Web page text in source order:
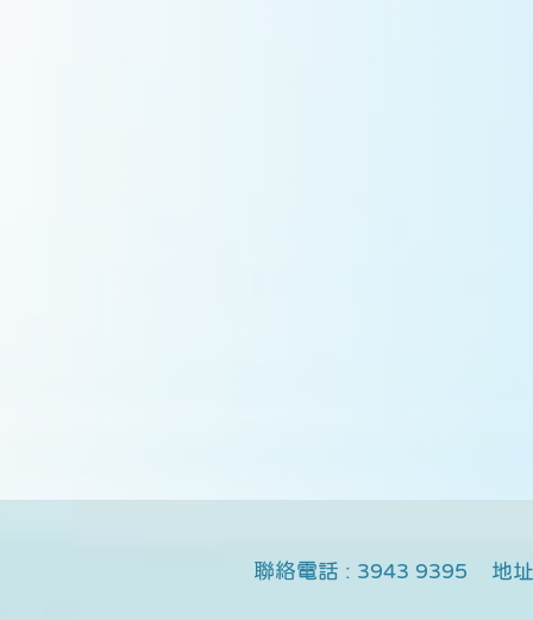
聯絡電話 : 3943 9395 地址